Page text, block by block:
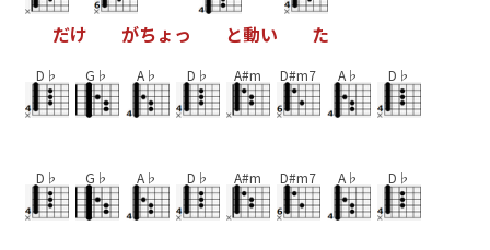
だけ がちょ っ と動い た
D♭ G♭ A♭ D♭ A#m D#m7 A♭ D♭
D♭ G♭ A♭ D♭ A#m D#m7 A♭ D♭